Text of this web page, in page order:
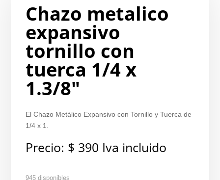
Chazo metalico
expansivo
tornillo con
tuerca 1/4 x
1.3/8″
El Chazo Metálico Expansivo con Tornillo y Tuerca de
1/4 x 1.
Precio: $ 390 Iva incluido
945 disponibles